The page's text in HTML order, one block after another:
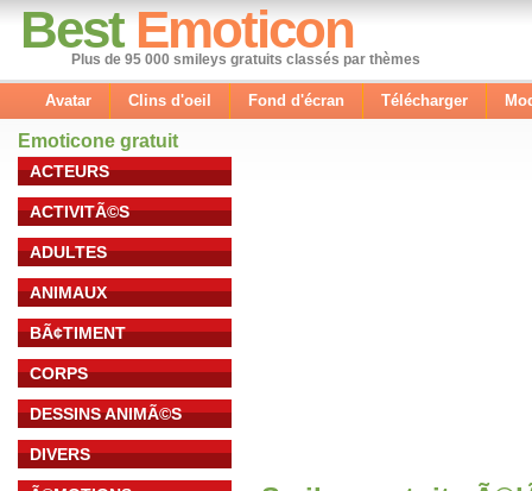
Best Emoticon
Plus de 95 000 smileys gratuits classés par thèmes
Avatar Clins d'oeil Fond d'écran Télécharger
Emoticone gratuit
ACTEURS
ACTIVITÃ©S
ADULTES
ANIMAUX
BÃ¢TIMENT
CORPS
DESSINS ANIMÃ©S
DIVERS